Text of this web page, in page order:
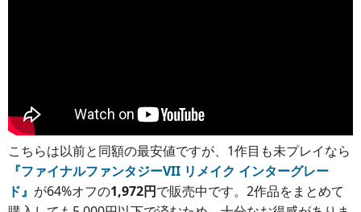
こちらは以前と同額の最安値ですが、1作目も未プレイなら
『ファイナルファンタジーVII リメイク インターグレー
ド』 が64%オフの1,972円で販売中です。2作品をまとめて